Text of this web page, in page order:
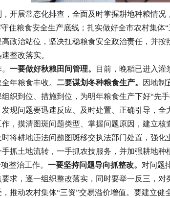
开展常态化排查，全面及时掌握耕地种粮情
住粮食安全生产底线；扎实做好全市农村集体
政治站位，坚决扛稳粮食安全政治责任，并
整改落实。
一要做好秋粮田间管理。
目前，晚稻已进入
年粮食丰收。 二要谋划冬种粮食生产。
因地制
织到位、措施到位，为明年粮食生产下好“先手
现问题要迅速反应、及时处置、正确引导，
，摸清图斑问题类型、掌握问题原因，建立
将耕地违法问题图斑移交执法部门处置，强
抓土地流转，一手抓农技服务，并加强耕地
整治工作。 一要坚持问题导向抓整改。 对问题
求，逐一组织整改落实，同时要举一反三，对
推动农村集体“三资”交易溢价增值。要建立